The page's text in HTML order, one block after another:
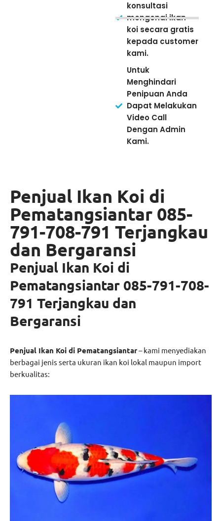
konsultasi
mengenai ikan
koi secara gratis
kepada customer
kami.
Untuk
Menghindari
Penipuan Anda
Dapat Melakukan
Video Call
Dengan Admin
Kami.
Penjual Ikan Koi di
Pematangsiantar 085-
791-708-791 Terjangkau
dan Bergaransi
Penjual Ikan Koi di
Pematangsiantar 085-791-708-
791 Terjangkau dan
Bergaransi
Penjual Ikan Koi di Pematangsiantar– kami menyediakan
berbagai jenis serta ukuran ikan koi lokal maupun import
berkualitas: